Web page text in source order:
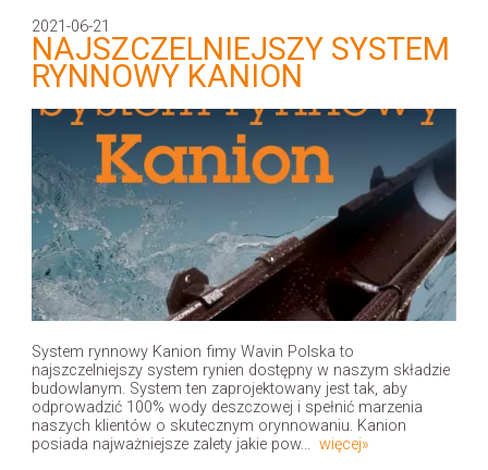
2021-06-21
NAJSZCZELNIEJSZY SYSTEM
RYNNOWY KANION
System rynnowy Kanion fimy Wavin Polska to
najszczelniejszy system rynien dostępny w naszym składzie
budowlanym. System ten zaprojektowany jest tak, aby
odprowadzić 100% wody deszczowej i spełnić marzenia
naszych klientów o skutecznym orynnowaniu. Kanion
posiada najważniejsze zalety jakie pow... więcej»